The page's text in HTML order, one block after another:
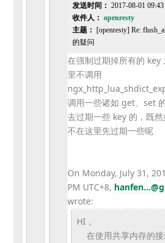
发送时间： 2017-08-01 09:43
收件人： openresty
主题： [openresty] Re:
的疑问
在强制过期掉所有的 key
里不调用
调用一些诸如 get、set
去过期一些 key 的，既
不在这里先过期一些呢
On Monday, July 31,
PM UTC+8,
wrote:
HI，
在使用共享内存的接